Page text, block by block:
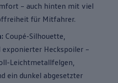
– auch hinten mit viel
für Mitfahrer.
Coupé-Silhouette,
exponierter Heckspoiler –
Leichtmetallfelgen,
ein dunkel abgesetzter